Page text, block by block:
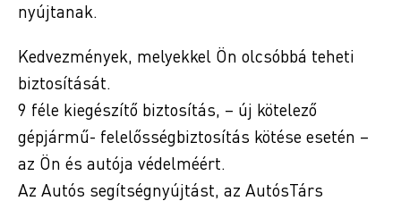
nyújtanak.
Kedvezmények, melyekkel Ön olcsóbbá teheti
biztosítását.
9 féle kiegészítő biztosítás, – új kötelező
gépjármű- felelősségbiztosítás kötése esetén –
az Ön és autója védelméért.
Az Autós segítségnyújtást, az AutósTárs